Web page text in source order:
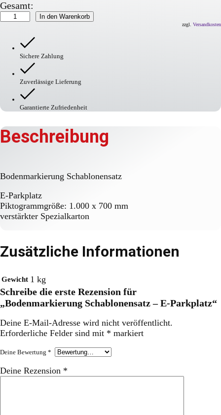
Gesamt:
Bodenmarkierung
Schablonensatz
Parkplatz
Menge
In den Warenkorb
zzgl. Versandkosten
Sichere Zahlung
Zuverlässige Lieferung
Garantierte Zufriedenheit
Beschreibung
Bodenmarkierung Schablonensatz
E-Parkplatz
Piktogrammgröße: 1.000 x 700 mm
verstärkter Spezialkarton
Zusätzliche Informationen
Gewicht 1 kg
Schreibe die erste Rezension für
„Bodenmarkierung Schablonensatz – E-Parkplatz“
Deine E-Mail-Adresse wird nicht veröffentlicht.
Erforderliche Felder sind mit * markiert
Deine Bewertung *
Deine Rezension *